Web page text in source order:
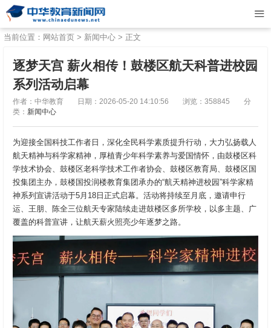
当前位置： 网站首页 > 新闻中心 > 正文
逐梦天宫 薪火相传！鼓楼区航天科普进校园
系列活动启幕
作者：中华教育 日期：2026-05-20 14:10:56 浏览：358845
分
类： 新闻中心
为迎接全国科技工作者日，深化全民科学素质提升行动，大力弘扬载人
航天精神与科学家精神，厚植青少年科学素养与爱国情怀，由鼓楼区科
学技术协会、鼓楼区老科学技术工作者协会、鼓楼区教育局、鼓楼区国
投集团主办，鼓楼国投润楼教育集团承办的“航天精神进校园”科学家精
神系列宣讲活动于5月18日正式启幕。活动将持续至月底，邀请申行
运、王朋、陈全三位航天专家陆续走进鼓楼区多所学校，以多主题、广
覆盖的科普宣讲，让航天薪火照亮少年逐梦之路。